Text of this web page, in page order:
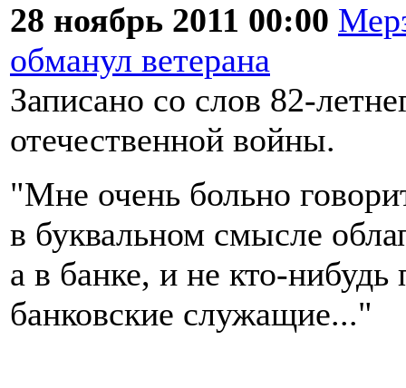
28 ноябрь 2011 00:00
обманул ветерана
Записано со слов 82-
отечественной войны.
"Мне очень больно
в буквальном смысле
а в банке, и не кто-
банковские служащие..."